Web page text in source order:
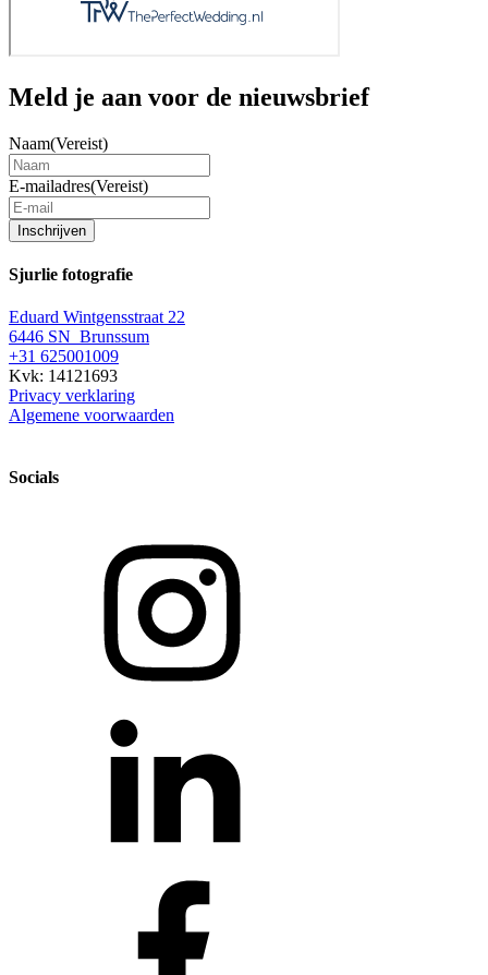
Meld je aan voor de nieuwsbrief
Naam(Vereist)
E-mailadres(Vereist)
Inschrijven
Sjurlie fotografie
Eduard Wintgensstraat 22
6446 SN Brunssum
+31 625001009
Kvk: 14121693
Privacy verklaring
Algemene voorwaarden
Socials